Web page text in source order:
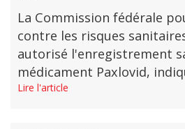
La Commission fédérale
contre les risques
autorisé l'enregistrement
médicament Paxlovid,
Lire l'article